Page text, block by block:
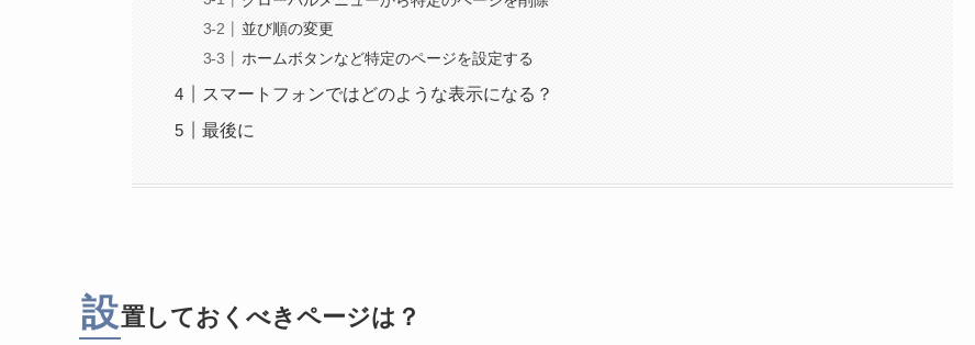
並び順の変更
ホームボタンなど特定のページを設定する
スマートフォンではどのような表示になる？
最後に
設置しておくべきページは？